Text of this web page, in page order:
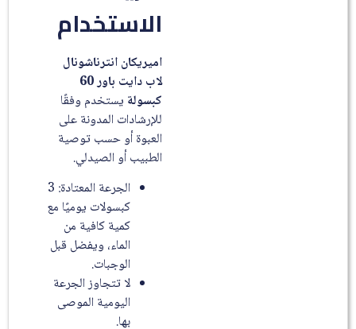
الاستخدام
اميريكان انترناشونال
لاب دايت باور 60
كبسولةيستخدم وفقًا
للإرشادات المدونة على
العبوة أو حسب توصية
الطبيب أو الصيدلي.
الجرعة المعتادة: 3
كبسولات يوميًا مع
كمية كافية من
الماء، ويفضل قبل
الوجبات.
لا تتجاوز الجرعة
اليومية الموصى